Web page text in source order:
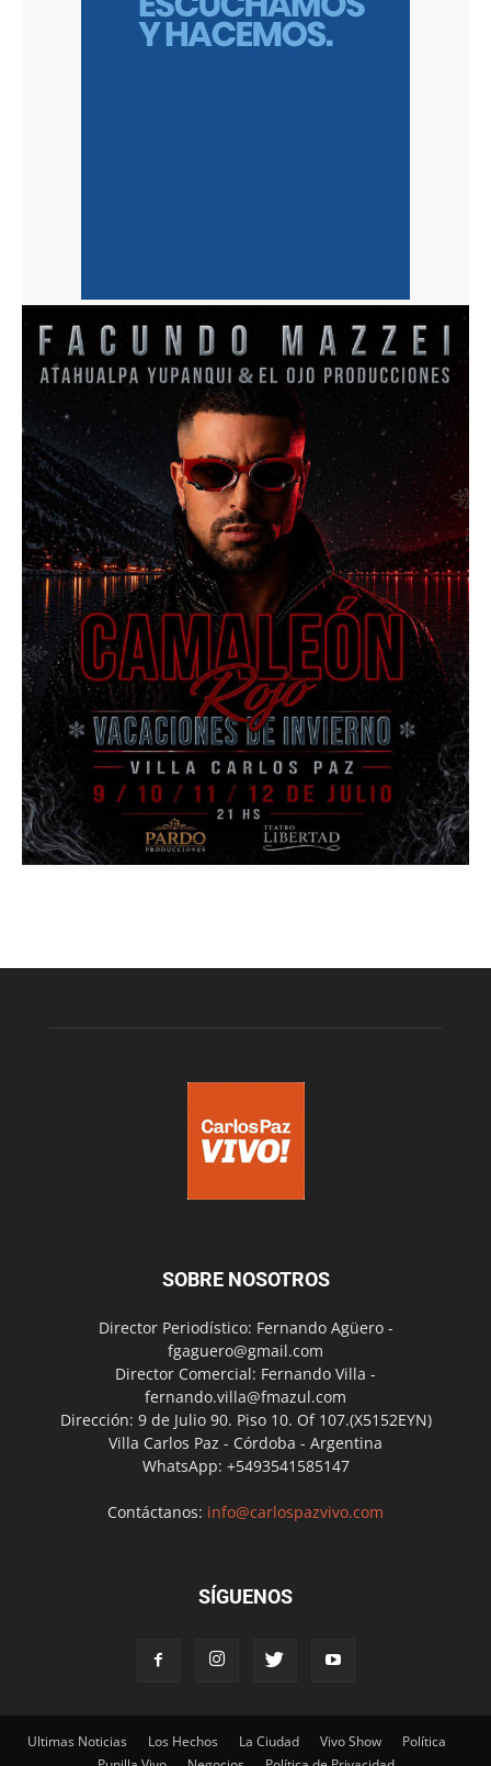
SOBRE NOSOTROS
Director Periodístico: Fernando Agüero -
fgaguero@gmail.com
Director Comercial: Fernando Villa -
fernando.villa@fmazul.com
Dirección: 9 de Julio 90. Piso 10. Of 107.(X5152EYN)
Villa Carlos Paz - Córdoba - Argentina
WhatsApp: +5493541585147
Contáctanos: info@carlospazvivo.com
SÍGUENOS
Ultimas Noticias Los Hechos La Ciudad Vivo Show
Política